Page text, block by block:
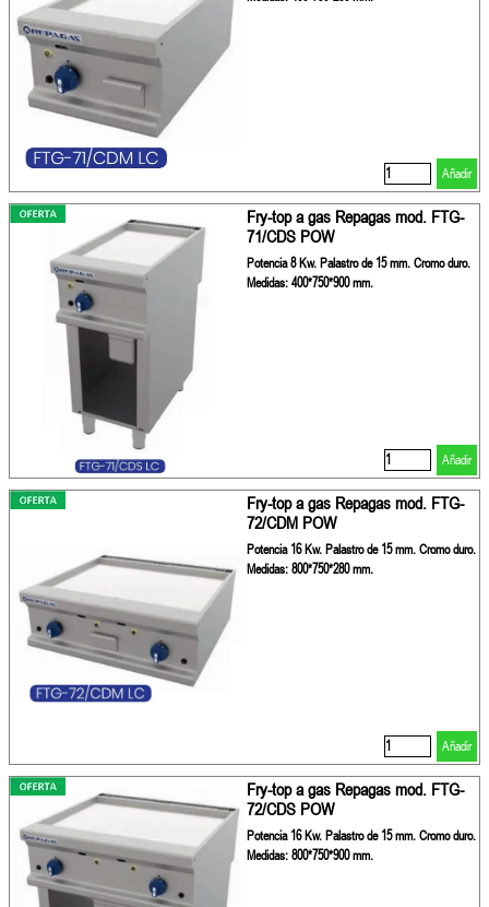
Añadir
Fry-top a gas Repagas mod. FTG-
71/CDS POW
Potencia 8 Kw. Palastro de 15 mm. Cromo duro.
Medidas: 400*750*900 mm.
Añadir
Fry-top a gas Repagas mod. FTG-
72/CDM POW
Potencia 16 Kw. Palastro de 15 mm. Cromo duro.
Medidas: 800*750*280 mm.
Añadir
Fry-top a gas Repagas mod. FTG-
72/CDS POW
Potencia 16 Kw. Palastro de 15 mm. Cromo duro.
Medidas: 800*750*900 mm.